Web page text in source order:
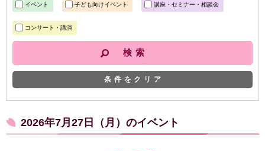
イベント 子ども向けイベント 講座・セミナー・相談会
コンサート・講演
条件をクリア
2026年7月27日（月）のイベント